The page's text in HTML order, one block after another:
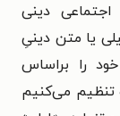
دینی
یا متن دینیِ
را براساس
تنظیم می‌کنیم